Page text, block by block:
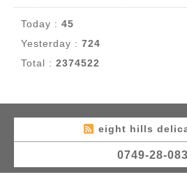
Today : 45
Yesterday : 724
Total : 2374522
eight hills
0749-28-